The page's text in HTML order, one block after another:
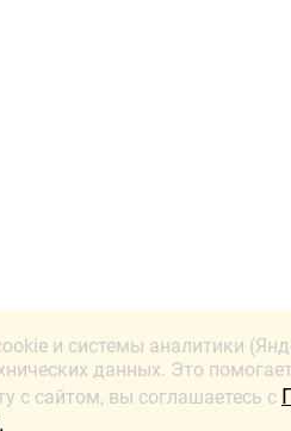
и системы аналитики
данных. Это
с сайтом, вы соглашаетесь с